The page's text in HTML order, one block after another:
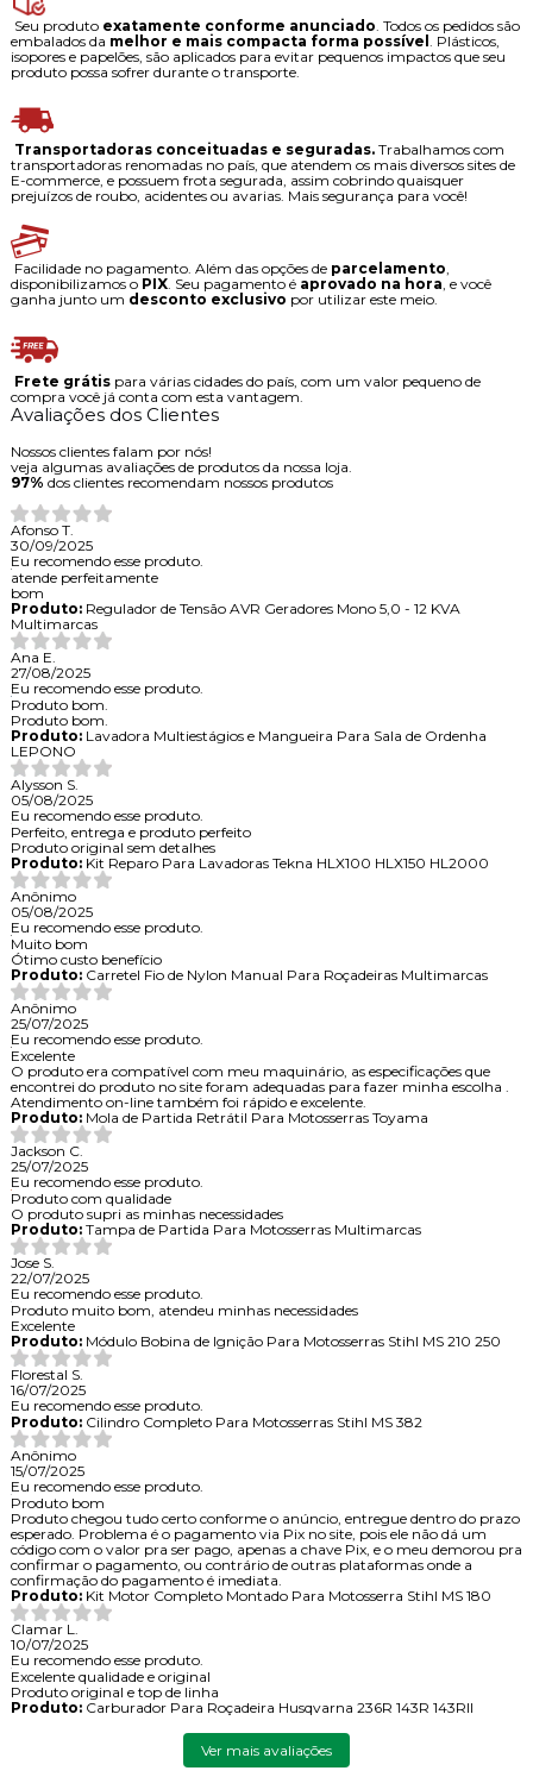
Seu produto exatamente conforme anunciado. Todos os pedidos são
embalados da melhor e mais compacta forma possível . Plásticos,
isopores e papelões, são aplicados para evitar pequenos impactos que seu
produto possa sofrer durante o transporte.
Transportadoras conceituadas e seguradas.Trabalhamos com
transportadoras renomadas no país, que atendem os mais diversos sites de
E-commerce, e possuem frota segurada, assim cobrindo quaisquer
prejuízos de roubo, acidentes ou avarias. Mais segurança para você!
Facilidade no pagamento. Além das opções de parcelamento,
disponibilizamos o PIX. Seu pagamento é aprovado na hora, e você
ganha junto um desconto exclusivo por utilizar este meio.
Frete grátispara várias cidades do país, com um valor pequeno de
compra você já conta com esta vantagem.
Avaliações dos Clientes
Nossos clientes falam por nós!
veja algumas avaliações de produtos da nossa loja.
97% dos clientes recomendam nossos produtos
Afonso T.
30/09/2025
Eu recomendo esse produto.
atende perfeitamente
bom
Produto:Regulador de Tensão AVR Geradores Mono 5,0 - 12 KVA
Multimarcas
Ana E.
27/08/2025
Eu recomendo esse produto.
Produto bom.
Produto bom.
Produto:Lavadora Multiestágios e Mangueira Para Sala de Ordenha
LEPONO
Alysson S.
05/08/2025
Eu recomendo esse produto.
Perfeito, entrega e produto perfeito
Produto original sem detalhes
Produto:Kit Reparo Para Lavadoras Tekna HLX100 HLX150 HL2000
Anônimo
05/08/2025
Eu recomendo esse produto.
Muito bom
Ótimo custo benefício
Produto:Carretel Fio de Nylon Manual Para Roçadeiras Multimarcas
Anônimo
25/07/2025
Eu recomendo esse produto.
Excelente
O produto era compatível com meu maquinário, as especificações que
encontrei do produto no site foram adequadas para fazer minha escolha .
Atendimento on-line também foi rápido e excelente.
Produto:Mola de Partida Retrátil Para Motosserras Toyama
Jackson C.
25/07/2025
Eu recomendo esse produto.
Produto com qualidade
O produto supri as minhas necessidades
Produto:Tampa de Partida Para Motosserras Multimarcas
Jose S.
22/07/2025
Eu recomendo esse produto.
Produto muito bom, atendeu minhas necessidades
Excelente
Produto:Módulo Bobina de Ignição Para Motosserras Stihl MS 210 250
Florestal S.
16/07/2025
Eu recomendo esse produto.
Produto:Cilindro Completo Para Motosserras Stihl MS 382
Anônimo
15/07/2025
Eu recomendo esse produto.
Produto bom
Produto chegou tudo certo conforme o anúncio, entregue dentro do prazo
esperado. Problema é o pagamento via Pix no site, pois ele não dá um
código com o valor pra ser pago, apenas a chave Pix, e o meu demorou pra
confirmar o pagamento, ou contrário de outras plataformas onde a
confirmação do pagamento é imediata.
Produto:Kit Motor Completo Montado Para Motosserra Stihl MS 180
Clamar L.
10/07/2025
Eu recomendo esse produto.
Excelente qualidade e original
Produto original e top de linha
Produto:Carburador Para Roçadeira Husqvarna 236R 143R 143RII
Ver mais avaliações